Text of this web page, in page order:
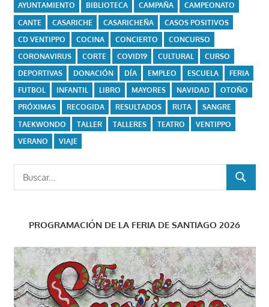
AYUNTAMIENTO
BIBLIOTECA CAMPAÑA
CAMPEONATO
CANTE
CASARICHE CASARICHEÑA
CASOS POSITIVOS
CD VENTIPPO
COCINA CONCIERTO
CONCURSO
CORONAVIRUS
CORTE COVID19 CULTURAL
CURSO
DEPORTIVAS
DONACIÓN DÍA EMPLEO ESCUELA
FERIA
FUTBOL
INFANTIL LIBRO MAYORES NAVIDAD
OTOÑO
PRÓXIMAS
RECOGIDA RESULTADOS RUTA
SANGRE
TAEKWONDO
TALLER TALLERES TEATRO
VENTIPPO
VERANO
VIAJE
BUSCAR
PROGRAMACIÓN DE LA FERIA DE SANTIAGO 2026